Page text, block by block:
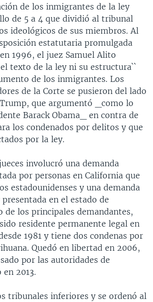
de los inmigrantes de la ley
de 5 a 4 que dividió al tribunal
ideológicos de sus miembros. Al
estatutaria promulgada
1996, el juez Samuel Alito
texto de la ley ni su estructura``
de los inmigrantes. Los
de la Corte se pusieron del lado
que argumentó _como lo
Barack Obama_ en contra de
los condenados por delitos y que
por la ley.
involucró una demanda
por personas en California que
estadounidenses y una demanda
en el estado de
de los principales demandantes,
residente permanente legal en
1981 y tiene dos condenas por
Quedó en libertad en 2006,
por las autoridades de
2013.
tribunales inferiores y se ordenó al